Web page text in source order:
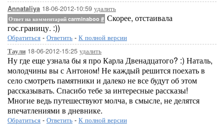
Annataliya 18-06-2012-10:59 удалить
Ответ на комментарий carminaboo # Скорее, отстаивала
гос.границу. :))
Обратиться - Ответить - К полной версии
Таули 18-06-2012-15:25 удалить
Ну где еще узнала бы я про Карла Двенадцатого? :) Наталь,
молодчины вы с Антоном! Не каждый решится поехать в
село смотреть памятники и далеко не все будут об этом
рассказывать. Спасибо тебе за интересные рассказы!
Многие ведь путешествуют молча, в смысле, не делятся
впечатлениями в дневнике.
Обратиться - Ответить - К полной версии